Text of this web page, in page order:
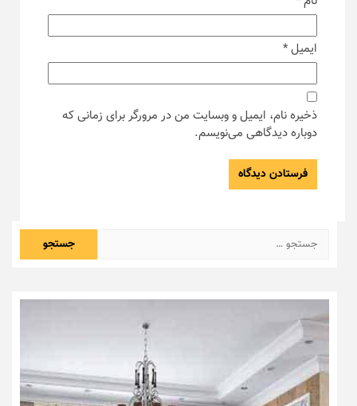
ایمیل*
ذخیره نام، ایمیل و وبسایت من در مرورگر برای زمانی که
دوباره دیدگاهی می‌نویسم.
جستجو
برای: